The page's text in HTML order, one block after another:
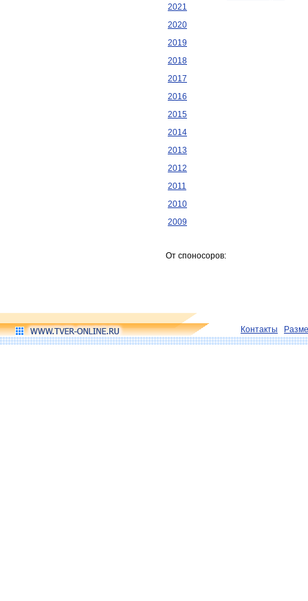
2021
2020
2019
2018
2017
2016
2015
2014
2013
2012
2011
2010
2009
От споносоров:
Контакты